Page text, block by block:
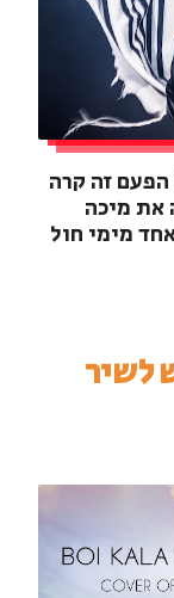
הפעם זה קרה
את מיכה
מימי חול
לשיר